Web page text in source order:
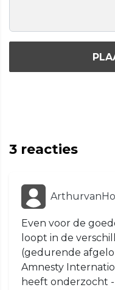
3 reacties
Even voor de
loopt in de
(gedurende
Amnesty
heeft onderzocht